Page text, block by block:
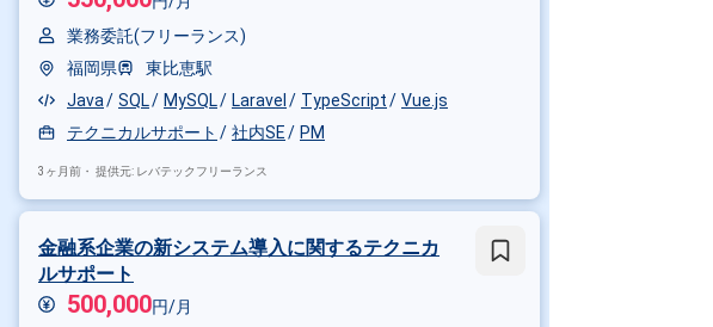
業務委託(フリーランス)
福岡県
東比恵駅
Java
SQL MySQL Laravel TypeScript
Vue.js
テクニカルサポート
社内SE PM
3ヶ月前・ 提供元: レバテックフリーランス
金融系企業の新システム導入に関するテクニカ
ルサポート
500,000円/月